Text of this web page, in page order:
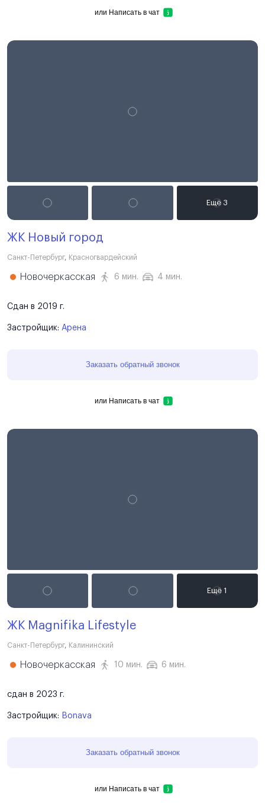
или Написать в чат
ЖК Новый город
Санкт-Петербург, Красногвардейский
Новочеркасская 6 мин. 4 мин.
Сдан в 2019 г.
Застройщик: Арена
Заказать обратный звонок
или Написать в чат
ЖК Magnifika Lifestyle
Санкт-Петербург, Калининский
Новочеркасская 10 мин. 6 мин.
сдан в 2023 г.
Застройщик: Bonava
Заказать обратный звонок
или Написать в чат